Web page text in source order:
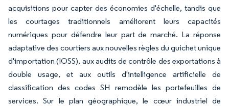
acquisitions pour capter des économies d'échelle, tandis que
les courtages traditionnels améliorent leurs capacités
numériques pour défendre leur part de marché. La réponse
adaptative des courtiers aux nouvelles règles du guichet unique
d'importation (IOSS), aux audits de contrôle des exportations à
double usage, et aux outils d'intelligence artificielle de
classification des codes SH remodèle les portefeuilles de
services. Sur le plan géographique, le cœur industriel de